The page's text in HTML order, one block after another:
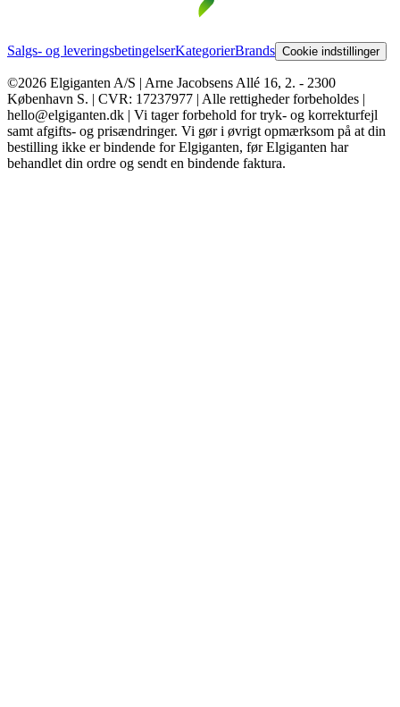
Salgs- og leveringsbetingelserKategorierBrands Cookie indstillinger
©2026 Elgiganten A/S | Arne Jacobsens Allé 16, 2. - 2300
København S. | CVR: 17237977 | Alle rettigheder forbeholdes |
hello@elgiganten.dk | Vi tager forbehold for tryk- og korrekturfejl
samt afgifts- og prisændringer. Vi gør i øvrigt opmærksom på at din
bestilling ikke er bindende for Elgiganten, før Elgiganten har
behandlet din ordre og sendt en bindende faktura.